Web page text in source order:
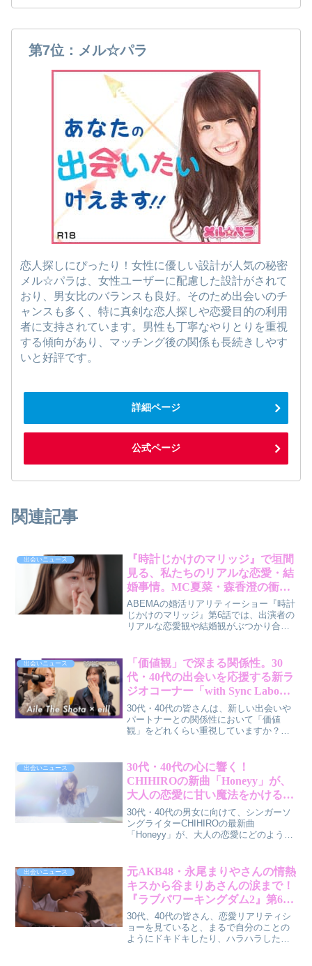
第7位：メル☆パラ
恋人探しにぴったり！女性に優しい設計が人気の秘密
メル☆パラは、女性ユーザーに配慮した設計がされて
おり、男女比のバランスも良好。そのため出会いのチ
ャンスも多く、特に真剣な恋人探しや恋愛目的の利用
者に支持されています。男性も丁寧なやりとりを重視
する傾向があり、マッチング後の関係も長続きしやす
いと好評です。
詳細ページ
公式ページ
関連記事
出会いニュース
『時計じかけのマリッジ』で垣間
見る、私たちのリアルな恋愛・結
婚事情。MC夏菜・森香澄の衝撃
告白から学ぶ、失恋と向き合うヒ
ント
ABEMAの婚活リアリティーショー『時計
じかけのマリッジ』第6話では、出演者の
リアルな恋愛観や結婚観がぶつかり合い
し、多くの共感を呼んでいます。30日間
のタイムリミットで結婚相手を見つける
という、まさに時計仕掛けのような婚活
プログラム。番組を通じて見えてくる、
現代の恋愛・結婚における本音と、私た
ちがどう向き合っていくべきかについ
て、賢作が解説します。
出会いニュース
「価値観」で深まる関係性。30
代・40代の出会いを応援する新ラ
ジオコーナー「with Sync Labo」
がスタート！
30代・40代の皆さんは、新しい出会いや
パートナーとの関係性において「価値
観」をどれくらい重視していますか？マ
は、アーティスト同士が本音で価値観を
語り合うことで、私たち自身の関係性を
見つめ直すヒントを与えてくれます。こ
のコーナーから、より豊かな出会いやパ
ートナーシップを築くための気づきを得
てみませんか。
出会いニュース
30代・40代の心に響く！
CHIHIROの新曲「Honeyy」が、
大人の恋愛に甘い魔法をかける理
由
30代・40代の男女に向けて、シンガーソ
ングライターCHIHIROの最新曲
「Honeyy」が、大人の恋愛にどのような
出会いニュース
元AKB48・永尾まりやさんの情熱
キスから谷まりあさんの涙まで！
『ラブパワーキングダム2』第6話
から学ぶ、大人の恋愛戦略
30代、40代の皆さん、恋愛リアリティシ
ョーを見ていると、まるで自分のことの
ようにドキドキしたり、ハラハラしたり